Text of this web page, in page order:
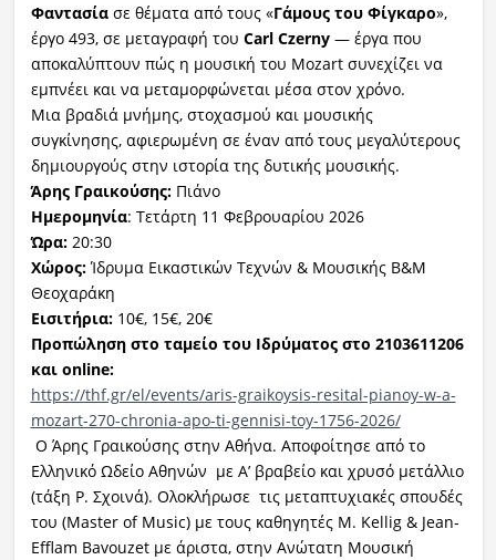
Φαντασίασε θέματα από τους «Γάμους του Φίγκαρο»,
έργο 493, σε μεταγραφή του Carl Czerny— έργα που
αποκαλύπτουν πώς η μουσική του Mozart συνεχίζει να
εμπνέει και να μεταμορφώνεται μέσα στον χρόνο.
Μια βραδιά μνήμης, στοχασμού και μουσικής
συγκίνησης, αφιερωμένη σε έναν από τους μεγαλύτερους
δημιουργούς στην ιστορία της δυτικής μουσικής.
Άρης Γραικούσης:Πιάνο
Ημερομηνία: Τετάρτη 11 Φεβρουαρίου 2026
Ώρα:20:30
Χώρος:Ίδρυμα Εικαστικών Τεχνών & Μουσικής Β&Μ
Θεοχαράκη
Εισιτήρια:10€, 15€, 20€
Προπώληση στο ταμείο του Ιδρύματος στο 2103611206
και online:
https://thf.gr/el/events/aris-graikoysis-resital-pianoy-w-a-
mozart-270-chronia-apo-ti-gennisi-toy-1756-2026/
Ο Άρης Γραικούσης στην Αθήνα. Αποφοίτησε από το
Ελληνικό Ωδείο Αθηνών με Α’ βραβείο και χρυσό μετάλλιο
(τάξη Ρ. Σχοινά). Ολοκλήρωσε τις μεταπτυχιακές σπουδές
του (Master of Music) με τους καθηγητές M. Kellig & Jean-
Efflam Bavouzet με άριστα, στην Ανώτατη Μουσική